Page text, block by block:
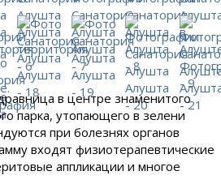
в центре знаменитого
парка, утопающего в зелени
при болезнях органов
входят физиотерапевтические
аппликации и многое